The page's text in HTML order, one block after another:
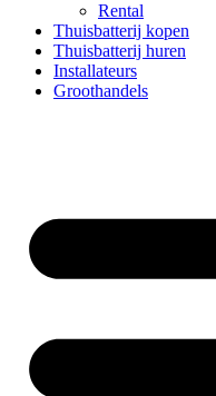
Rental
Thuisbatterij kopen
Thuisbatterij huren
Installateurs
Groothandels